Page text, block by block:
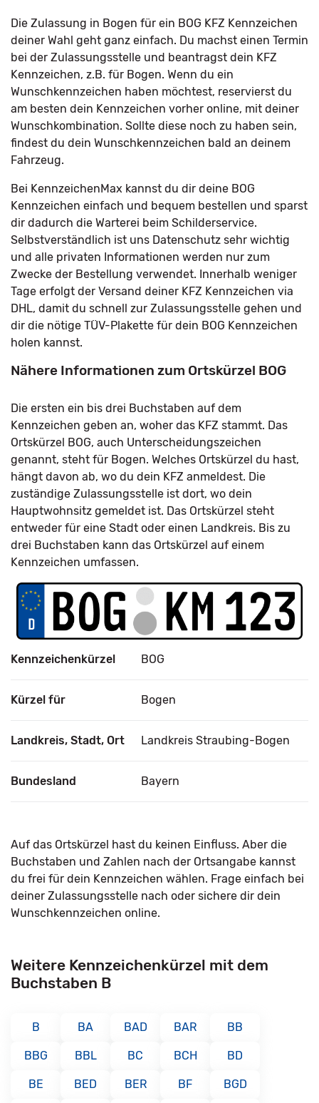
Die Zulassung in Bogen für ein BOG KFZ Kennzeichen
deiner Wahl geht ganz einfach. Du machst einen Termin
bei der Zulassungsstelle und beantragst dein KFZ
Kennzeichen, z.B. für Bogen. Wenn du ein
Wunschkennzeichen haben möchtest, reservierst du
am besten dein Kennzeichen vorher online, mit deiner
Wunschkombination. Sollte diese noch zu haben sein,
findest du dein Wunschkennzeichen bald an deinem
Fahrzeug.
Bei KennzeichenMax kannst du dir deine BOG
Kennzeichen einfach und bequem bestellen und sparst
dir dadurch die Warterei beim Schilderservice.
Selbstverständlich ist uns Datenschutz sehr wichtig
und alle privaten Informationen werden nur zum
Zwecke der Bestellung verwendet. Innerhalb weniger
Tage erfolgt der Versand deiner KFZ Kennzeichen via
DHL, damit du schnell zur Zulassungsstelle gehen und
dir die nötige TÜV-Plakette für dein BOG Kennzeichen
holen kannst.
Nähere Informationen zum Ortskürzel BOG
Die ersten ein bis drei Buchstaben auf dem
Kennzeichen geben an, woher das KFZ stammt. Das
Ortskürzel BOG, auch Unterscheidungszeichen
genannt, steht für Bogen. Welches Ortskürzel du hast,
hängt davon ab, wo du dein KFZ anmeldest. Die
zuständige Zulassungsstelle ist dort, wo dein
Hauptwohnsitz gemeldet ist. Das Ortskürzel steht
entweder für eine Stadt oder einen Landkreis. Bis zu
drei Buchstaben kann das Ortskürzel auf einem
Kennzeichen umfassen.
Kennzeichenkürzel BOG
Kürzel für Bogen
Landkreis, Stadt, Ort Landkreis Straubing-Bogen
Bundesland Bayern
Auf das Ortskürzel hast du keinen Einfluss. Aber die
Buchstaben und Zahlen nach der Ortsangabe kannst
du frei für dein Kennzeichen wählen. Frage einfach bei
deiner Zulassungsstelle nach oder sichere dir dein
Wunschkennzeichen online.
Weitere Kennzeichenkürzel mit dem
Buchstaben B
B BA BAD BAR BB
BBG BBL BC BCH BD
BE BED BER BF BGD